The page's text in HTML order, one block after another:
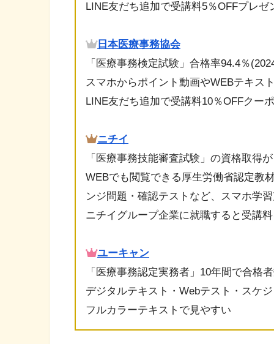
LINE友だち追加で受講料5％OFFプレゼ
日本医療事務協会
「医療事務検定試験」合格率94.4％
スマホからポイント動画やWEBテキス
LINE友だち追加で受講料10％OFFクー
ニチイ
「医療事務技能審査試験」の資格取得
WEBでも閲覧できる厚生労働省認定教
ンジ問題・確認テストなど、スマホ学
ニチイグループ企業に就職すると受講
ユーキャン
「医療事務認定実務者」10年間で合格
デジタルテキスト・Webテスト・スケ
フルカラーテキストで見やすい